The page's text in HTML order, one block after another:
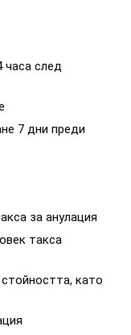
след
7 дни преди
за анулация
такса
като